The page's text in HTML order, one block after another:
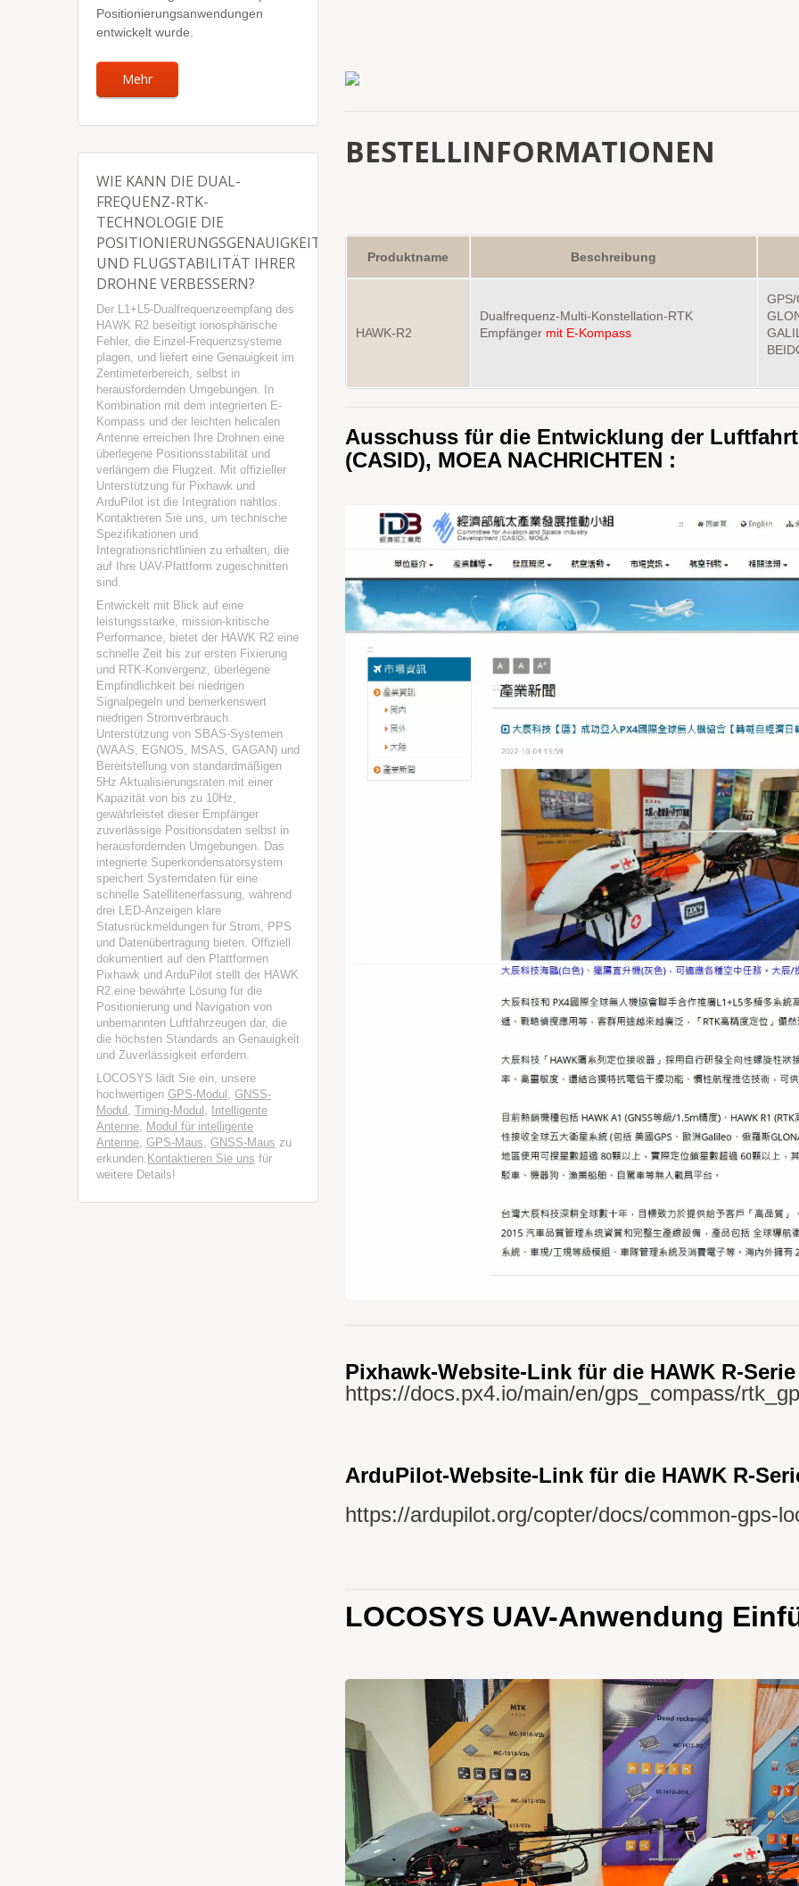
Positionierungsanwendungen
entwickelt wurde.
Mehr
WIE KANN DIE DUAL-
FREQUENZ-RTK-
TECHNOLOGIE DIE
POSITIONIERUNGSGENAUIGKEIT
UND FLUGSTABILITÄT IHRER
DROHNE VERBESSERN?
Der L1+L5-Dualfrequenzeempfang des
HAWK R2 beseitigt ionosphärische
Fehler, die Einzel-Frequenzsysteme
plagen, und liefert eine Genauigkeit im
Zentimeterbereich, selbst in
herausfordernden Umgebungen. In
Kombination mit dem integrierten E-
Kompass und der leichten helicalen
Antenne erreichen Ihre Drohnen eine
überlegene Positionsstabilität und
verlängern die Flugzeit. Mit offizieller
Unterstützung für Pixhawk und
ArduPilot ist die Integration nahtlos.
Kontaktieren Sie uns, um technische
Spezifikationen und
Integrationsrichtlinien zu erhalten, die
auf Ihre UAV-Plattform zugeschnitten
sind.
Entwickelt mit Blick auf eine
leistungsstarke, mission-kritische
Performance, bietet der HAWK R2 eine
schnelle Zeit bis zur ersten Fixierung
und RTK-Konvergenz, überlegene
Empfindlichkeit bei niedrigen
Signalpegeln und bemerkenswert
niedrigen Stromverbrauch.
Unterstützung von SBAS-Systemen
(WAAS, EGNOS, MSAS, GAGAN) und
Bereitstellung von standardmäßigen
5Hz Aktualisierungsraten mit einer
Kapazität von bis zu 10Hz,
gewährleistet dieser Empfänger
zuverlässige Positionsdaten selbst in
herausfordernden Umgebungen. Das
integrierte Superkondensatorsystem
speichert Systemdaten für eine
schnelle Satellitenerfassung, während
drei LED-Anzeigen klare
Statusrückmeldungen für Strom, PPS
und Datenübertragung bieten. Offiziell
dokumentiert auf den Plattformen
Pixhawk und ArduPilot stellt der HAWK
R2 eine bewährte Lösung für die
Positionierung und Navigation von
unbemannten Luftfahrzeugen dar, die
die höchsten Standards an Genauigkeit
und Zuverlässigkeit erfordern.
LOCOSYS lädt Sie ein, unsere
hochwertigen GPS-Modul , GNSS-
Modul , Timing-Modul ,
Intelligente
Antenne, Modul für intelligente
Antenne, GPS-Maus, GNSS-Maus zu
erkunden. Kontaktieren Sie uns für
weitere Details!
BESTELLINFORMATIONEN
Produktname Beschreibung
HAWK-R2
Dualfrequenz-Multi-Konstellation-RTK
Empfänger mit E-Kompass
Ausschuss für die Entwicklung der
(CASID), MOEA NACHRICHTEN :
Pixhawk-Website-Link für die HAWK R-Serie
https://docs.px4.io/main/en/gps_compass/
ArduPilot-Website-Link für die HAWK R-
https://ardupilot.org/copter/docs/common-gps-
LOCOSYS UAV-Anwendung